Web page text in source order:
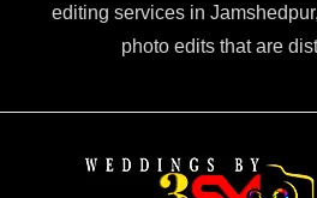
editing services in
photo edits that are